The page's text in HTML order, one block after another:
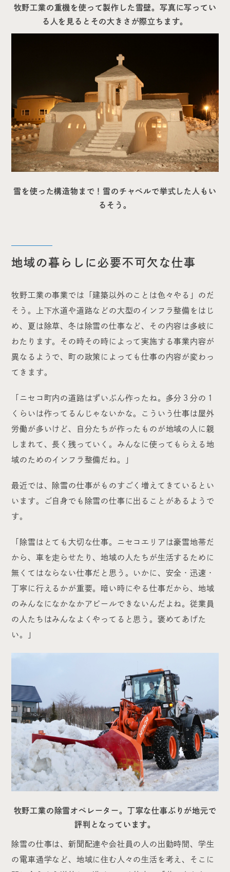
牧野工業の重機を使って製作した雪壁。写真に写ってい
る人を見るとその大きさが際立ちます。
雪を使った構造物まで！雪のチャペルで挙式した人もい
るそう。
地域の暮らしに必要不可欠な仕事
牧野工業の事業では「建築以外のことは色々やる」のだ
そう。上下水道や道路などの大型のインフラ整備をはじ
め、夏は除草、冬は除雪の仕事など、その内容は多岐に
わたります。その時その時によって実施する事業内容が
異なるようで、町の政策によっても仕事の内容が変わっ
てきます。
「ニセコ町内の道路はずいぶん作ったね。多分３分の１
くらいは作ってるんじゃないかな。こういう仕事は屋外
労働が多いけど、自分たちが作ったものが地域の人に親
しまれて、長く残っていく。みんなに使ってもらえる地
域のためのインフラ整備だね。」
最近では、除雪の仕事がものすごく増えてきているとい
います。ご自身でも除雪の仕事に出ることがあるようで
す。
「除雪はとても大切な仕事。ニセコエリアは豪雪地帯だ
から、車を走らせたり、地域の人たちが生活するために
無くてはならない仕事だと思う。いかに、安全・迅速・
丁寧に行えるかが重要。暗い時にやる仕事だから、地域
のみんなになかなかアピールできないんだよね。従業員
の人たちはみんなよくやってると思う。褒めてあげた
い。」
牧野工業の除雪オペレーター。丁寧な仕事ぶりが地元で
評判となっています。
除雪の仕事は、新聞配達や会社員の人の出勤時間、学生
の電車通学など、地域に住む人々の生活を考え、そこに